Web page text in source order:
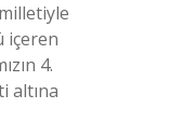
içeren
4.
altına